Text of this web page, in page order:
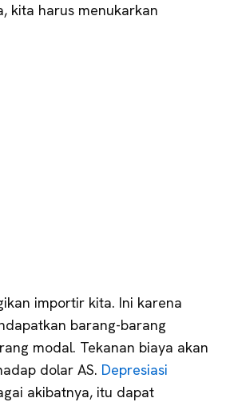
kita harus menukarkan
importir kita. Ini karena
barang-barang
modal. Tekanan biaya akan
dolar AS. Depresiasi
akibatnya, itu dapat